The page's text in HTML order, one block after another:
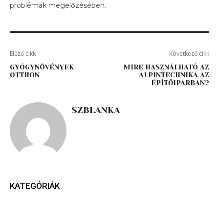
problémák megelőzésében.
Előző cikk
GYÓGYNÖVÉNYEK
OTTHON
Következő cikk
MIRE HASZNÁLHATÓ AZ
ALPINTECHNIKA AZ
ÉPÍTŐIPARBAN?
SZBLANKA
KATEGÓRIÁK